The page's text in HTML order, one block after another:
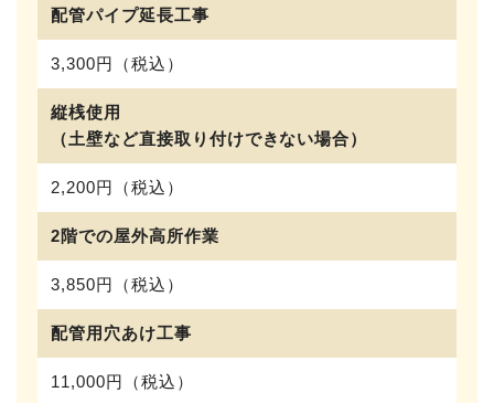
配管パイプ延長工事
3,300円（税込）
縦桟使用
（土壁など直接取り付けできない場合）
2,200円（税込）
2階での屋外高所作業
3,850円（税込）
配管用穴あけ工事
11,000円（税込）